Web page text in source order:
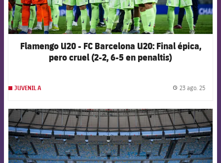
Flamengo U20 - FC Barcelona U20: Final épica,
pero cruel (2-2, 6-5 en penaltis)
JUVENIL A 23 ago. 25
FCB Barcelona badge